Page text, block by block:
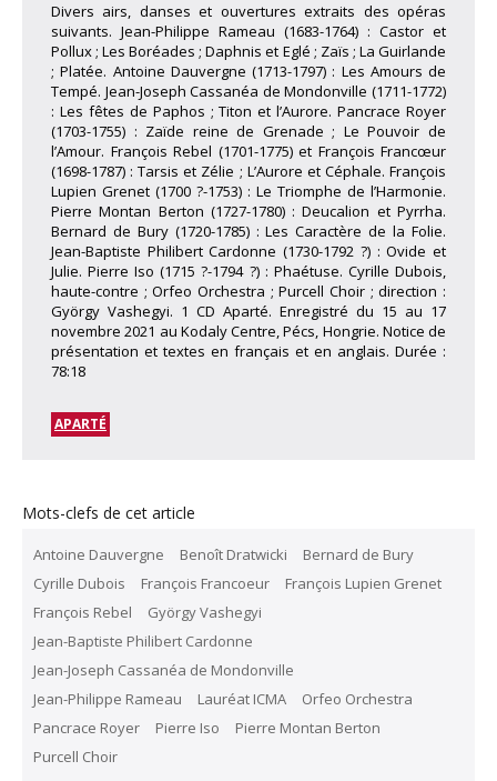
Divers airs, danses et ouvertures extraits des opéras
suivants. Jean-Philippe Rameau (1683-1764) : Castor et
Pollux ; Les Boréades ; Daphnis et Eglé ; Zaïs ; La Guirlande
; Platée. Antoine Dauvergne (1713-1797) : Les Amours de
Tempé. Jean-Joseph Cassanéa de Mondonville (1711-1772)
: Les fêtes de Paphos ; Titon et l’Aurore. Pancrace Royer
(1703-1755) : Zaïde reine de Grenade ; Le Pouvoir de
l’Amour. François Rebel (1701-1775) et François Francœur
(1698-1787) : Tarsis et Zélie ; L’Aurore et Céphale. François
Lupien Grenet (1700 ?-1753) : Le Triomphe de l’Harmonie.
Pierre Montan Berton (1727-1780) : Deucalion et Pyrrha.
Bernard de Bury (1720-1785) : Les Caractère de la Folie.
Jean-Baptiste Philibert Cardonne (1730-1792 ?) : Ovide et
Julie. Pierre Iso (1715 ?-1794 ?) : Phaétuse. Cyrille Dubois,
haute-contre ; Orfeo Orchestra ; Purcell Choir ; direction :
György Vashegyi. 1 CD Aparté. Enregistré du 15 au 17
novembre 2021 au Kodaly Centre, Pécs, Hongrie. Notice de
présentation et textes en français et en anglais. Durée :
78:18
APARTÉ
Mots-clefs de cet article
Antoine Dauvergne Benoît Dratwicki
Bernard de Bury
Cyrille Dubois
François Francoeur
François Lupien Grenet
François Rebel
György Vashegyi
Jean-Baptiste Philibert Cardonne
Jean-Joseph Cassanéa de Mondonville
Jean-Philippe Rameau
Lauréat ICMA
Orfeo Orchestra
Pancrace Royer
Pierre Iso
Pierre Montan Berton
Purcell Choir